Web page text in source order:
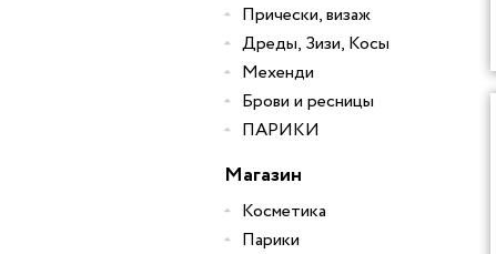
Прически, визаж
Дреды, Зизи, Косы
Мехенди
Брови и ресницы
ПАРИКИ
Магазин
Косметика
Парики